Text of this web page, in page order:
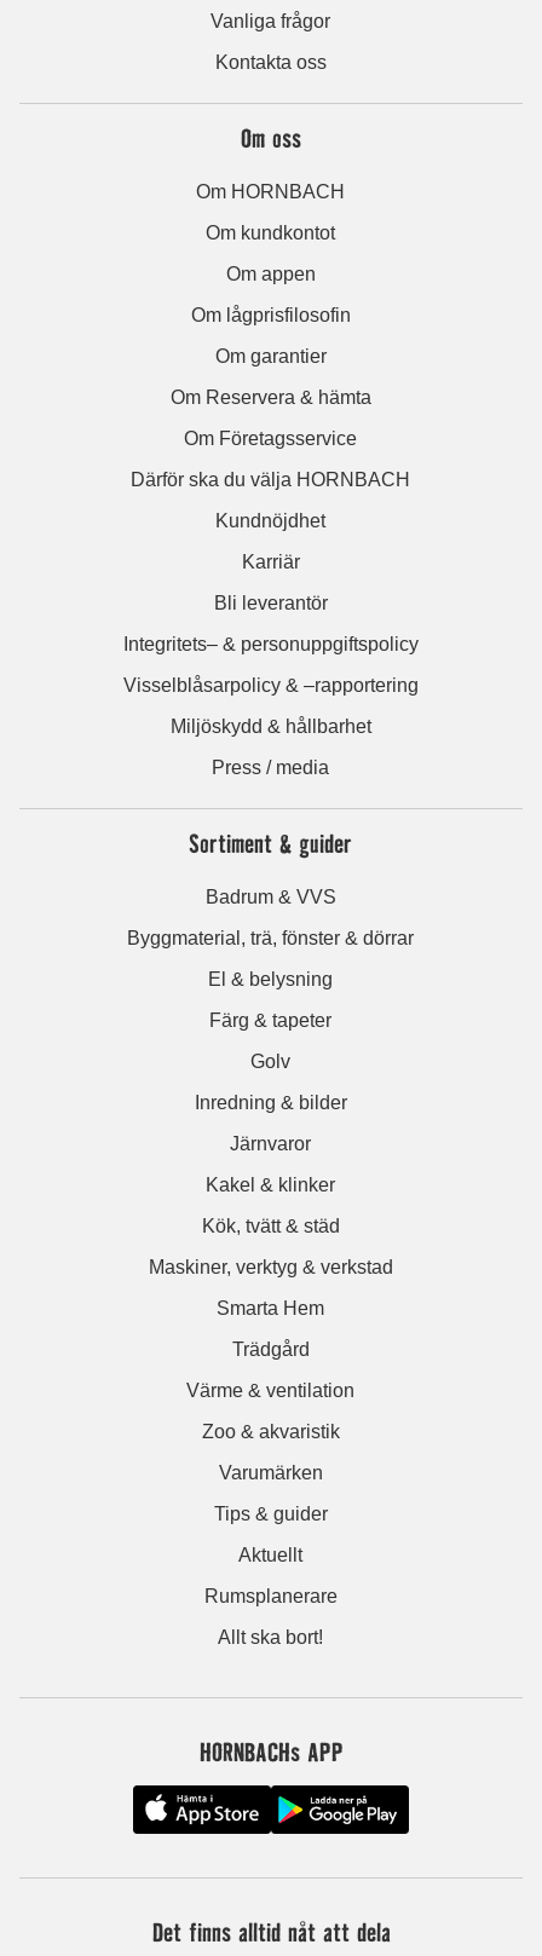
Vanliga frågor
Kontakta oss
Om oss
Om HORNBACH
Om kundkontot
Om appen
Om lågprisfilosofin
Om garantier
Om Reservera & hämta
Om Företagsservice
Därför ska du välja HORNBACH
Kundnöjdhet
Karriär
Bli leverantör
Integritets– & personuppgiftspolicy
Visselblåsarpolicy & –rapportering
Miljöskydd & hållbarhet
Press / media
Sortiment & guider
Badrum & VVS
Byggmaterial, trä, fönster & dörrar
El & belysning
Färg & tapeter
Golv
Inredning & bilder
Järnvaror
Kakel & klinker
Kök, tvätt & städ
Maskiner, verktyg & verkstad
Smarta Hem
Trädgård
Värme & ventilation
Zoo & akvaristik
Varumärken
Tips & guider
Aktuellt
Rumsplanerare
Allt ska bort!
HORNBACHs APP
Det finns alltid nåt att dela